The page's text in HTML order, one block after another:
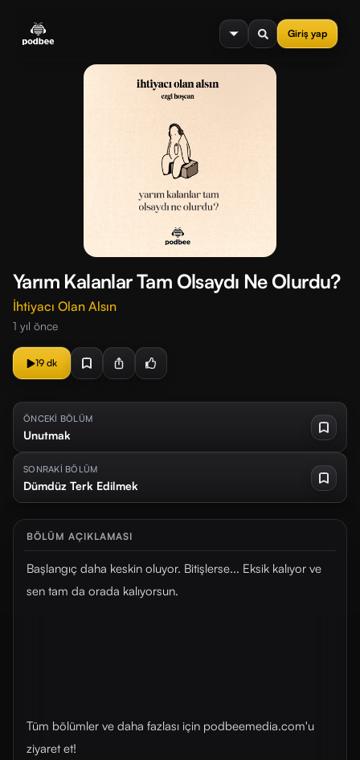
Giriş yap
menu
Yarım Kalanlar Tam Olsaydı Ne Olurdu?
İhtiyacı Olan Alsın
1 yıl önce
19 dk
ÖNCEKİ BÖLÜM
Unutmak
SONRAKİ BÖLÜM
Dümdüz Terk Edilmek
BÖLÜM AÇIKLAMASI
Başlangıç daha keskin oluyor. Bitişlerse... Eksik kalıyor ve
sen tam da orada kalıyorsun.
Tüm bölümler ve daha fazlası için ⁠⁠podbeemedia.com⁠⁠'u
ziyaret et!